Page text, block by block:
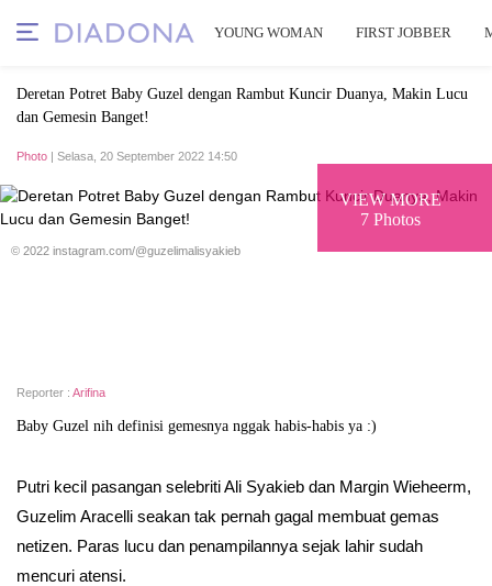
YOUNG WOMAN FIRST JOBBER
Deretan Potret Baby Guzel dengan Rambut Kuncir Duanya, Makin Lucu
dan Gemesin Banget!
Photo | Selasa, 20 September 2022 14:50
VIEW MORE
7 Photos
© 2022 instagram.com/@guzelimalisyakieb
Reporter : Arifina
Baby Guzel nih definisi gemesnya nggak habis-habis ya :)
Putri kecil pasangan selebriti Ali Syakieb dan Margin Wieheerm,
Guzelim Aracelli seakan tak pernah gagal membuat gemas
netizen. Paras lucu dan penampilannya sejak lahir sudah
mencuri atensi.